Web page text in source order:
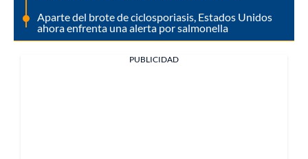
Aparte del brote de ciclosporiasis, Estados Unidos
ahora enfrenta una alerta por salmonella
PUBLICIDAD